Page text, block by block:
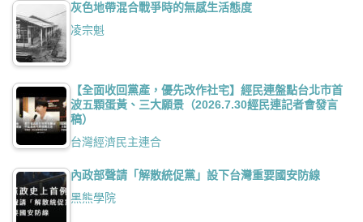
灰色地帶混合戰爭時的無感生活態度
凌宗魁
【全面收回黨產，優先改作社宅】經民連盤點台北市首
波五顆蛋黃、三大願景（2026.7.30經民連記者會發言
稿）
台灣經濟民主連合
內政部聲請「解散統促黨」設下台灣重要國安防線
黑熊學院